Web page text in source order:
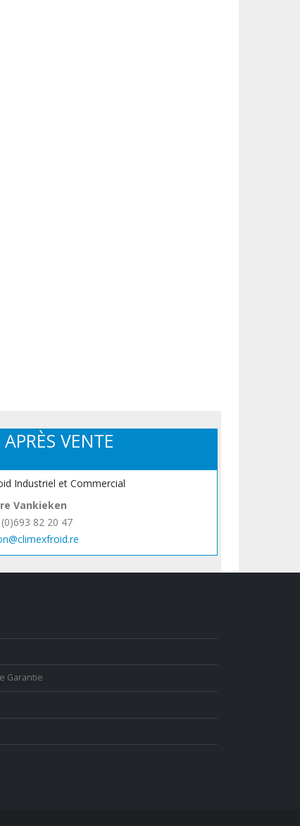
VENTE
Industriel et Commercial
Vankieken
82 20 47
Garantie